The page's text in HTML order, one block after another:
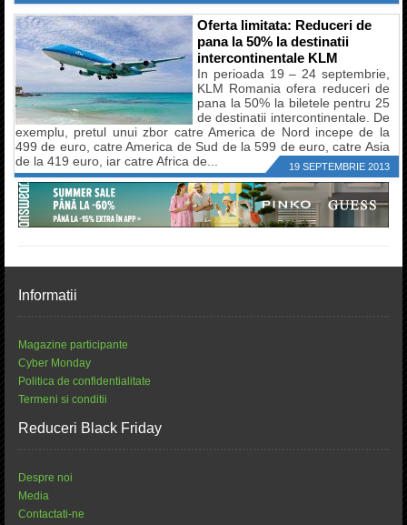
Oferta limitata: Reduceri de
pana la 50% la destinatii
intercontinentale KLM
In perioada 19 – 24 septembrie,
KLM Romania ofera reduceri de
pana la 50% la biletele pentru 25
de destinatii intercontinentale. De
exemplu, pretul unui zbor catre America de Nord incepe de la
499 de euro, catre America de Sud de la 599 de euro, catre Asia
de la 419 euro, iar catre Africa de...
19 SEPTEMBRIE 2013
Informatii
Magazine participante
Cyber Monday
Politica de confidentialitate
Termeni si conditii
Reduceri Black Friday
Despre noi
Media
Contactati-ne